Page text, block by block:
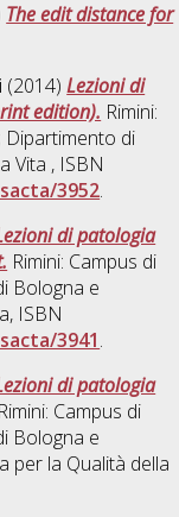
The edit distance for
(2014)Lezioni di
edition). Rimini:
Dipartimento di
Vita , ISBN
3952.
di patologia
Rimini: Campus di
Bologna e
ISBN
3941.
di patologia
Rimini: Campus di
Bologna e
per la Qualità della